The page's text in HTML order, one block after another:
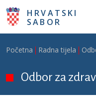
Skoči na glavni sadržaj
HRVATSKI
SABOR
Breadcrumb
Početna Radna tijela
Odbor za